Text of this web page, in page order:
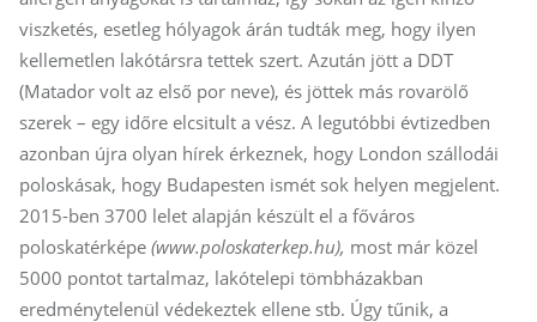
viszketés, esetleg hólyagok árán tudták meg, hogy ilyen
kellemetlen lakótársra tettek szert. Azután jött a DDT
(Matador volt az első por neve), és jöttek más rovarölő
szerek – egy időre elcsitult a vész. A legutóbbi évtizedben
azonban újra olyan hírek érkeznek, hogy London szállodái
poloskásak, hogy Budapesten ismét sok helyen megjelent.
2015-ben 3700 lelet alapján készült el a főváros
poloskatérképe (www.poloskaterkep.hu), most már közel
5000 pontot tartalmaz, lakótelepi tömbházakban
eredménytelenül védekeztek ellene stb. Úgy tűnik, a